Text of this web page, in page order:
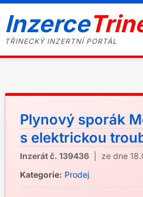
Inzerce
TŘINECKÝ INZERTNÍ PORTÁL
Plynový sporák
s elektrickou
Inzerát č. 139436 | ze dne
Kategorie: Prodej